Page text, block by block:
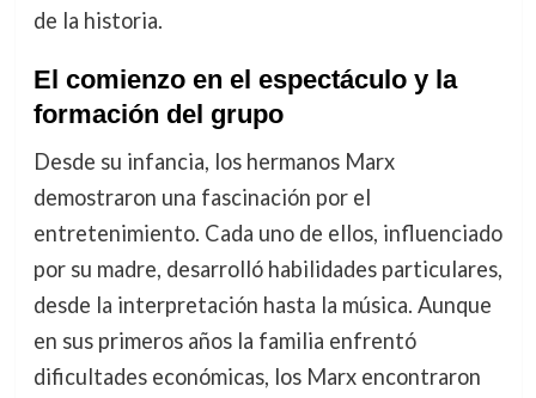
de la historia.
El comienzo en el espectáculo y la
formación del grupo
Desde su infancia, los hermanos Marx
demostraron una fascinación por el
entretenimiento. Cada uno de ellos, influenciado
por su madre, desarrolló habilidades particulares,
desde la interpretación hasta la música. Aunque
en sus primeros años la familia enfrentó
dificultades económicas, los Marx encontraron